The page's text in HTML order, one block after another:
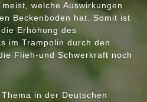
welche Auswirkungen
Beckenboden hat. Somit ist
Erhöhung des
im Trampolin durch den
Flieh-und Schwerkraft noch
in der Deutschen